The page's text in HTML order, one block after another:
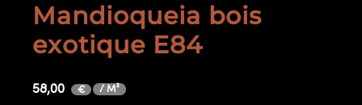
Mandioqueia bois
exotique E84
58,00 € / M²